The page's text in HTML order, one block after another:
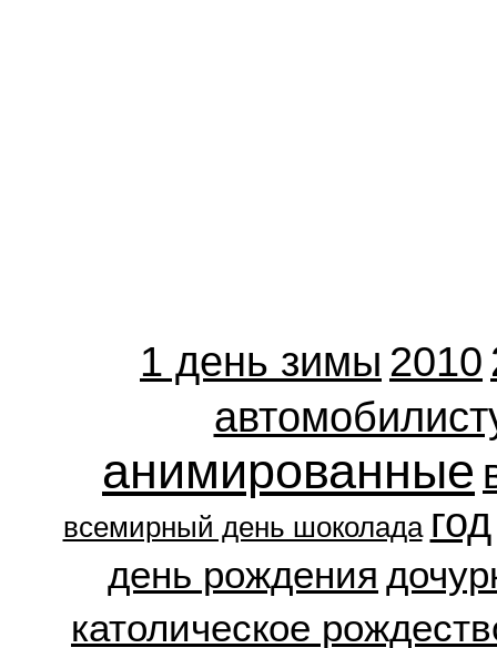
1 день зимы 2010
анимированные
всемирный день шоколада год
день рождения
католическое